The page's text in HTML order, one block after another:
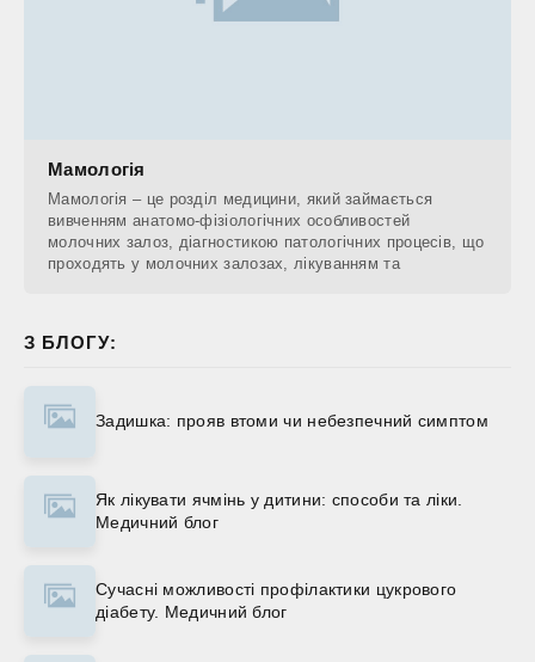
Мамологія
Мамологія – це розділ медицини, який займається
вивченням анатомо-фізіологічних особливостей
молочних залоз, діагностикою патологічних процесів, що
проходять у молочних залозах, лікуванням та
З БЛОГУ:
Задишка: прояв втоми чи небезпечний симптом
Як лікувати ячмінь у дитини: способи та ліки.
Медичний блог
Сучасні можливості профілактики цукрового
діабету. Медичний блог